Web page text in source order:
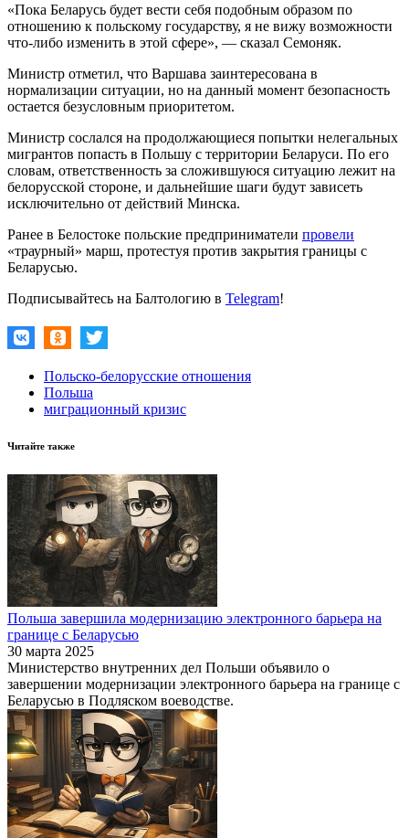
«Пока Беларусь будет вести себя подобным образом по
отношению к польскому государству, я не вижу возможности
что-либо изменить в этой сфере», — сказал Семоняк.
Министр отметил, что Варшава заинтересована в
нормализации ситуации, но на данный момент безопасность
остается безусловным приоритетом.
Министр сослался на продолжающиеся попытки нелегальных
мигрантов попасть в Польшу с территории Беларуси. По его
словам, ответственность за сложившуюся ситуацию лежит на
белорусской стороне, и дальнейшие шаги будут зависеть
исключительно от действий Минска.
Ранее в Белостоке польские предприниматели провели
«траурный» марш, протестуя против закрытия границы с
Беларусью.
Подписывайтесь на Балтологию в Telegram!
Польско-белорусские отношения
Польша
миграционный кризис
Читайте также
Польша завершила модернизацию электронного барьера на
границе с Беларусью
30 марта 2025
Министерство внутренних дел Польши объявило о
завершении модернизации электронного барьера на границе с
Беларусью в Подляском воеводстве.